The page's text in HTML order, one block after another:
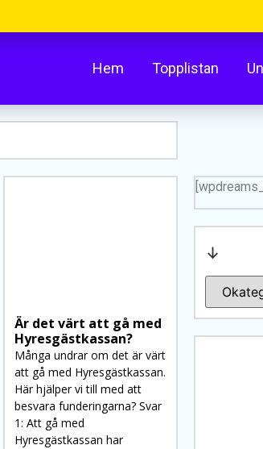
Hem Topplistan
Är det värt att gå med
Hyresgästkassan?
Många undrar om det är värt
att gå med Hyresgästkassan.
Här hjälper vi till med att
besvara funderingarna? Svar
1: Att gå med
Hyresgästkassan har
↓